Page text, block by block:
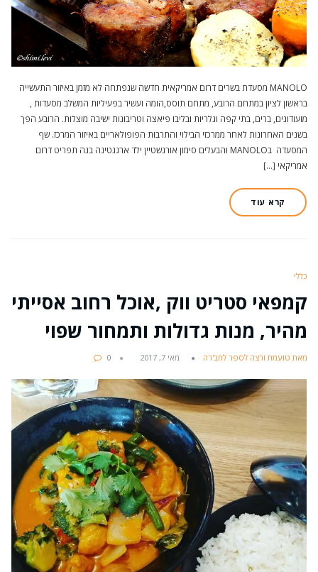
MANOLO מסעדת בשרים דרום אמריקאית חדשה שנפתחה לא מזמן באיזור התעשייה
בראשון לציון במתחם הרובע, מתחם תוסס,הומה ועשיר בפעיליות המשלב מסעדות ,
מועודונים, ברים, בתי קפה וגלריות ובליבו פיאצה וטריבונות ישיבה מוצלות. הרובע הפך
בשנים האחרונות לאחר ממרכזי הבילוי והתרבות הפופולאריים באיזור המרכז. שף
המסעדה בMANOLO והבעלים סימון אורנשטיין ילד ארגנטינה בנה תפריט דרום
אמריקאי […]
קרא עוד
כללי
קמפאי סטריט ווק ,אוכל רחוב אסייתי
מהיר, מנות גדולות ותמחור שפוי
מאת טועמת ורצה לספר לחב'רה מאי 7, 2017 0